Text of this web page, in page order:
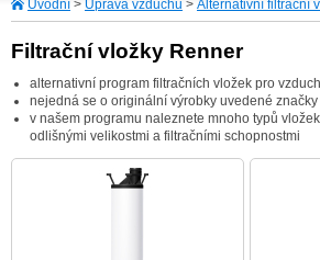
Úvodní > Úprava vzduchu > Alternativní filtrační
Filtrační vložky Renner
alternativní program filtračních vložek pro
nejedná se o originální výrobky uvedené značky
v našem programu naleznete mnoho typů
odlišnými velikostmi a filtračními schopnostmi